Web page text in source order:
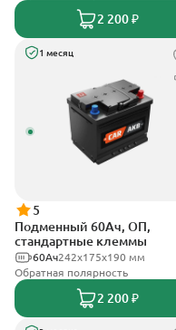
2 200 ₽
1 месяц
5
Подменный 60Ач, ОП,
стандартные клеммы
242х175х190 мм
60Ач
Обратная полярность
2 200 ₽